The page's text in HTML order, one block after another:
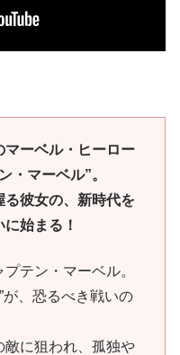
マーベル・ヒーロー
・マーベル”。
彼女の、新時代を
始まる！
テン・マーベル。
が、恐るべき戦いの
敵に狙われ、孤独や